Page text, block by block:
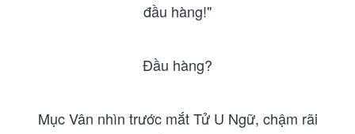
đầu hàng!"
Đầu hàng?
Mục Vân nhìn trước mắt Tử U Ngữ, chậm rãi